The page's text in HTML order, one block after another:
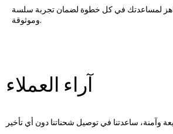
لمساعدتك في كل خطوة لضمان تجربة سلسة
وموثوقة.
آراء العملاء